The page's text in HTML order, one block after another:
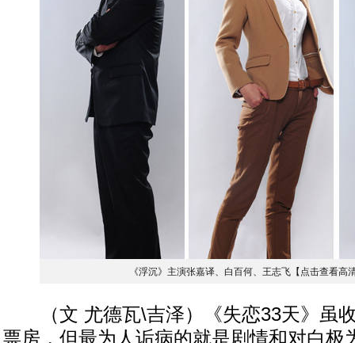
《浮沉》主演张嘉译、白百何、王志飞【点击查看高
（文 尤德瓦\吉泽）《失恋33天》虽
票房，但最为人诟病的就是剧情和对白极